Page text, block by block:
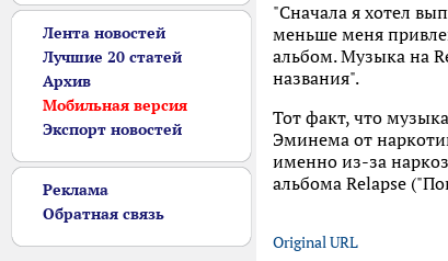
Лента новостей
Лучшие 20 статей
Архив
Мобильная версия
Экспорт новостей
Реклама
Обратная связь
"Сначала я хотел
меньше меня
альбом. Музыка на
названия".
Тот факт, что
Эминема от
именно из-за
альбома Relapse
Original URL